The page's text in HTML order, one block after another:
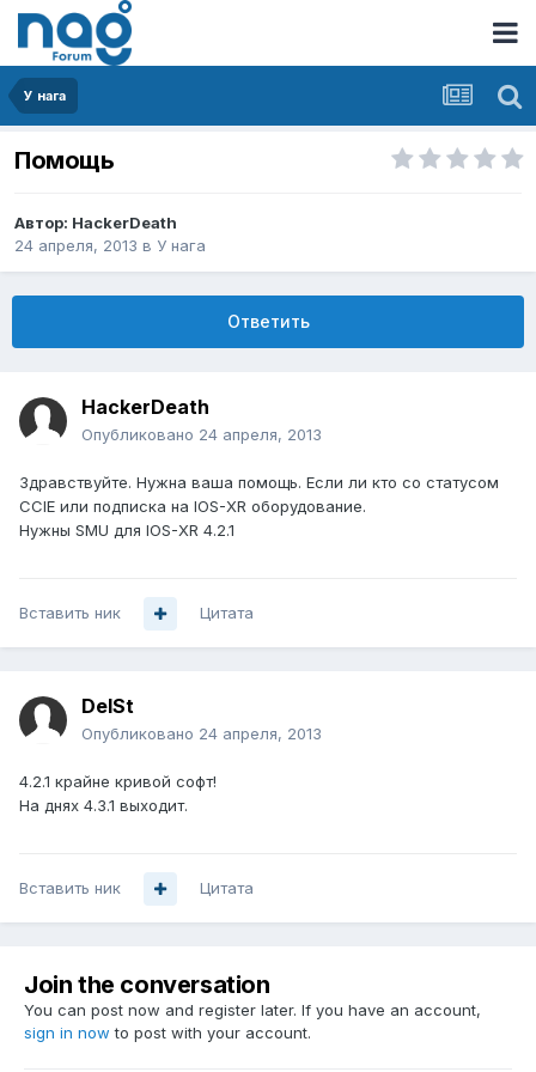
У нага
Помощь
Автор: HackerDeath
24 апреля, 2013 в У нага
Ответить
HackerDeath
Опубликовано 24 апреля, 2013
Здравствуйте. Нужна ваша помощь. Если ли кто со статусом
CCIE или подписка на IOS-XR оборудование.
Нужны SMU для IOS-XR 4.2.1
Вставить ник Цитата
DelSt
Опубликовано 24 апреля, 2013
4.2.1 крайне кривой софт!
На днях 4.3.1 выходит.
Вставить ник Цитата
Join the conversation
You can post now and register later. If you have an account,
sign in now to post with your account.